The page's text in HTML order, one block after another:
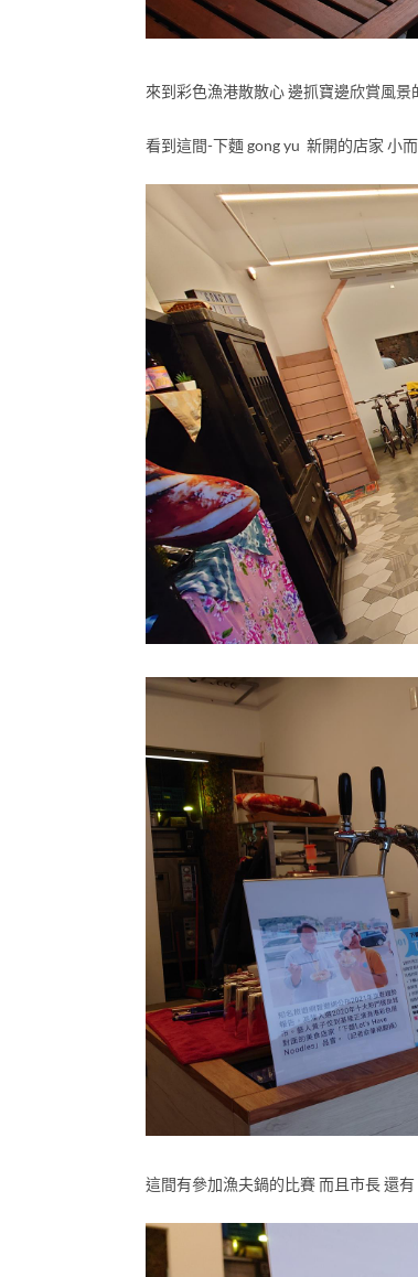
來到彩色漁港散散心 邊抓寶邊欣賞風景
看到這間-下麵 gong yu 新開的店家 小
這間有參加漁夫鍋的比賽 而且市長 還